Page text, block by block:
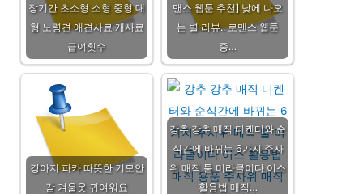
장기간 초소형 소형 중형 대
형 노령견 애견사료 개사료
급여횟수
맨스 웹툰 추천] 낮에 나오
는 별 리뷰.. 로맨스 웹툰
중…
강아지 파카 따뜻한 기모안
감 겨울옷 귀여워요
강추 강추 매직 디켄터와 순
식간에 바뀌는 6가지 주사
위 매직 툴 미라클이다 이스
활용법 매직…